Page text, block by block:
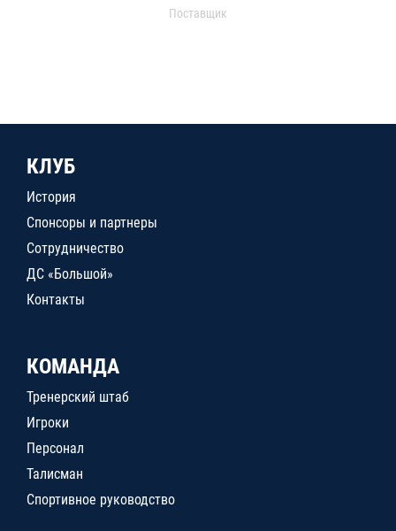
Поставщик
КЛУБ
История
Спонсоры и партнеры
Сотрудничество
ДС «Большой»
Контакты
КОМАНДА
Тренерский штаб
Игроки
Персонал
Талисман
Спортивное руководство